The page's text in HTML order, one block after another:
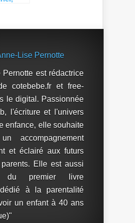
Lise Pernotte
Pernotte est rédactrice
cotebebe.fr et free-
le digital. Passionnée
l'écriture et l'univers
enfance, elle souhaite
accompagnement
et éclairé aux futurs
Elle est aussi
du premier livre
à la parentalité
un enfant à 40 ans